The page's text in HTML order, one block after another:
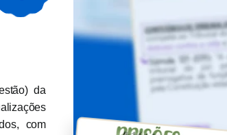
da
com